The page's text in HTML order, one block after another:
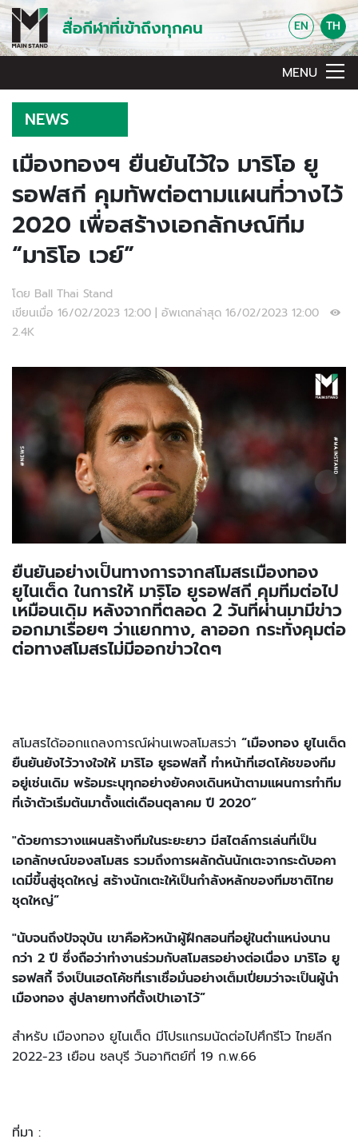
สื่อกีฬาที่เข้าถึงทุกคน EN TH
MENU
NEWS
เมืองทองฯ ยืนยันไว้ใจ มาริโอ ยู
รอฟสกี คุมทัพต่อตามแผนที่วางไว้
2020 เพื่อสร้างเอกลักษณ์ทีม
“มาริโอ เวย์”
โดย Ball Thai Stand
เขียนเมื่อ 16/02/2023 12:00 | อัพเดทล่าสุด 16/02/2023 12:00
2.4K
ยืนยันอย่างเป็นทางการจากสโมสรเมืองทอง
ยูไนเต็ด ในการให้ มาริโอ ยูรอฟสกี คุมทีมต่อไป
เหมือนเดิม หลังจากที่ตลอด 2 วันที่ผ่านมามีข่าว
ออกมาเรื่อยๆ ว่าแยกทาง, ลาออก กระทั่งคุมต่อ
ต่อทางสโมสรไม่มีออกข่าวใดๆ
สโมสรได้ออกแถลงการณ์ผ่านเพจสโมสรว่า “เมืองทอง ยูไนเต็ด
ยืนยันยังไว้วางใจให้ มาริโอ ยูรอฟสกี้ ทำหน้าที่เฮดโค้ชของทีม
อยู่เช่นเดิม พร้อมระบุทุกอย่างยังคงเดินหน้าตามแผนการทำทีม
ที่เจ้าตัวเริ่มต้นมาตั้งแต่เดือนตุลาคม ปี 2020”
"ด้วยการวางแผนสร้างทีมในระยะยาว มีสไตล์การเล่นที่เป็น
เอกลักษณ์ของสโมสร รวมถึงการผลักดันนักเตะจากระดับอคา
เดมี่ขึ้นสู่ชุดใหญ่ สร้างนักเตะให้เป็นกำลังหลักของทีมชาติไทย
ชุดใหญ่”
"นับจนถึงปัจจุบัน เขาคือหัวหน้าผู้ฝึกสอนที่อยู่ในตำแหน่งนาน
กว่า 2 ปี ซึ่งถือว่าทำงานร่วมกับสโมสรอย่างต่อเนื่อง มาริโอ ยู
รอฟสกี้ จึงเป็นเฮดโค้ชที่เราเชื่อมั่นอย่างเต็มเปี่ยมว่าจะเป็นผู้นำ
เมืองทอง สู่ปลายทางที่ตั้งเป้าเอาไว้”
สำหรับ เมืองทอง ยูไนเต็ด มีโปรแกรมนัดต่อไปศึกรีโว ไทยลีก
2022-23 เยือน ชลบุรี วันอาทิตย์ที่ 19 ก.พ.66
ที่มา :